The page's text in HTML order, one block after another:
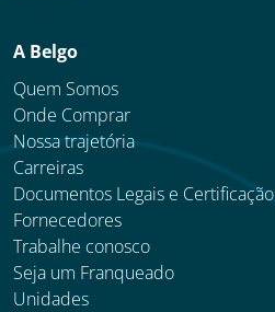
A Belgo
Quem Somos
Onde Comprar
Nossa trajetória
Carreiras
Documentos Legais e Certificação
Fornecedores
Trabalhe conosco
Seja um Franqueado
Unidades